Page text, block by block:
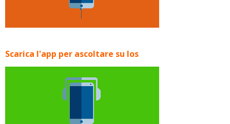
Scarica l'app per ascoltare su Ios